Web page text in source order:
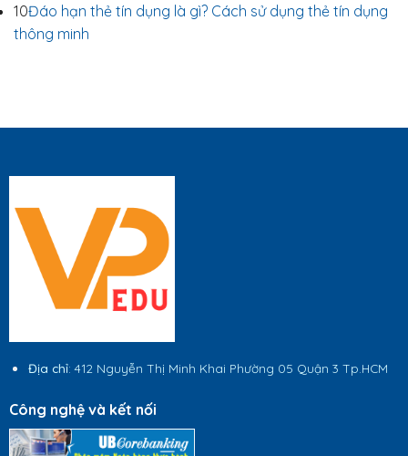
10Đáo hạn thẻ tín dụng là gì? Cách sử dụng thẻ tín dụng
thông minh
Địa chỉ: 412 Nguyễn Thị Minh Khai Phường 05 Quận 3 Tp.HCM
Công nghệ và kết nối